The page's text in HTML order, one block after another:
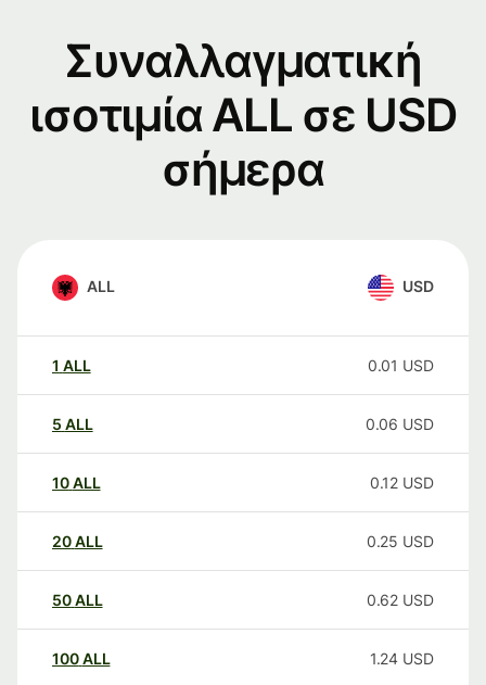
Συναλλαγματική
ισοτιμία ALL σε USD
σήμερα
ALL USD
1 ALL 0.01 USD
5 ALL 0.06 USD
10ALL 0.12 USD
20ALL 0.25 USD
50ALL 0.62 USD
100ALL 1.24 USD